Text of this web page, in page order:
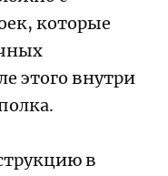
которые
этого внутри
в